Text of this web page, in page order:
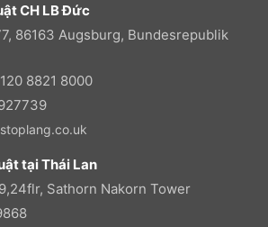
CH LB Đức
86163 Augsburg, Bundesrepublik
8821 8000
tại Thái Lan
Sathorn Nakorn Tower